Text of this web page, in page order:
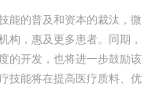
能的普及和资本的裁汰，微
构，惠及更多患者。同期，
的开发，也将进一步鼓励该
技能将在提高医疗质料、优